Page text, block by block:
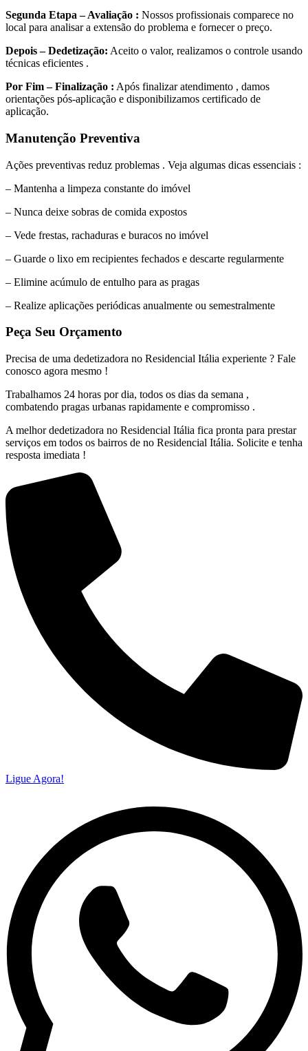
Segunda Etapa – Avaliação : Nossos profissionais comparece no
local para analisar a extensão do problema e fornecer o preço.
Depois – Dedetização: Aceito o valor, realizamos o controle usando
técnicas eficientes .
Por Fim – Finalização : Após finalizar atendimento , damos
orientações pós-aplicação e disponibilizamos certificado de
aplicação.
Manutenção Preventiva
Ações preventivas reduz problemas . Veja algumas dicas essenciais :
– Mantenha a limpeza constante do imóvel
– Nunca deixe sobras de comida expostos
– Vede frestas, rachaduras e buracos no imóvel
– Guarde o lixo em recipientes fechados e descarte regularmente
– Elimine acúmulo de entulho para as pragas
– Realize aplicações periódicas anualmente ou semestralmente
Peça Seu Orçamento
Precisa de uma dedetizadora no Residencial Itália experiente ? Fale
conosco agora mesmo !
Trabalhamos 24 horas por dia, todos os dias da semana ,
combatendo pragas urbanas rapidamente e compromisso .
A melhor dedetizadora no Residencial Itália fica pronta para prestar
serviços em todos os bairros de no Residencial Itália. Solicite e tenha
resposta imediata !
Ligue Agora!